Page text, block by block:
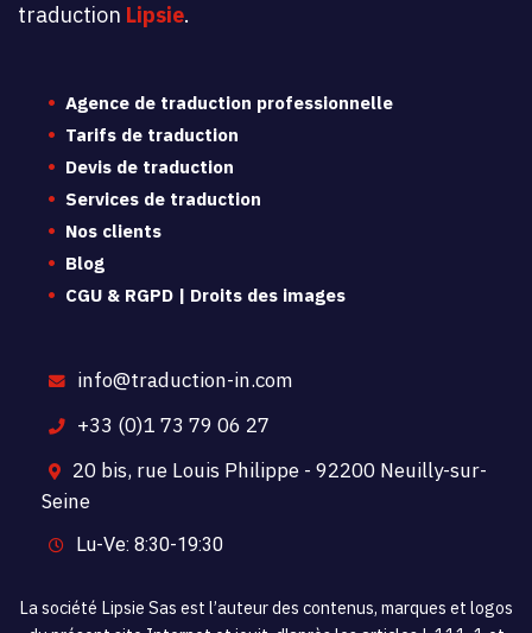
traduction Lipsie.
Agence de traduction professionnelle
Tarifs de traduction
Devis de traduction
Services de traduction
Nos clients
Blog
CGU & RGPD | Droits des images
info@traduction-in.com
+33 (0)1 73 79 06 27
20 bis, rue Louis Philippe - 92200 Neuilly-sur-
Seine
Lu-Ve: 8:30-19:30
La société Lipsie Sas est l’auteur des contenus, marques et logos